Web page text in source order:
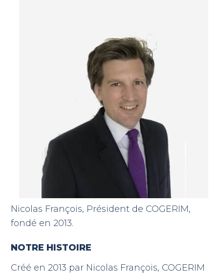
Nicolas François, Président de COGERIM,
fondé en 2013.
NOTRE HISTOIRE
Créé en 2013 par Nicolas François, COGERIM